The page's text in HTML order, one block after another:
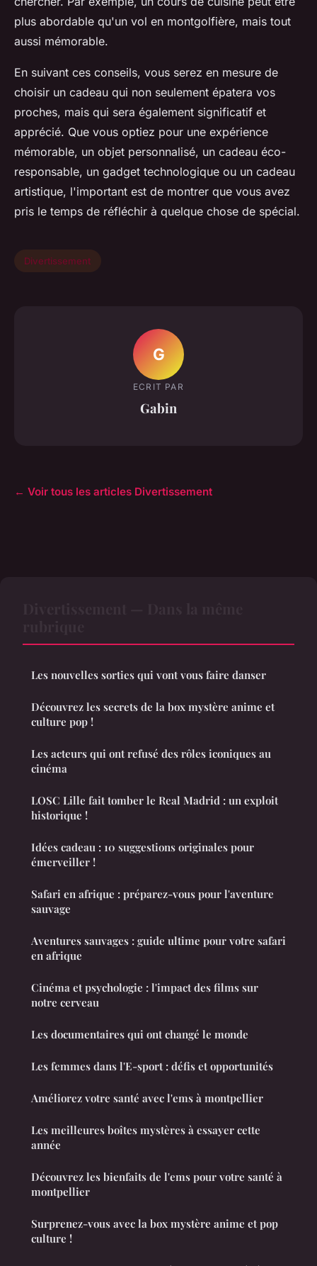
plus abordable qu'un vol en montgolfière, mais tout
aussi mémorable.
En suivant ces conseils, vous serez en mesure de
choisir un cadeau qui non seulement épatera vos
proches, mais qui sera également significatif et
apprécié. Que vous optiez pour une expérience
mémorable, un objet personnalisé, un cadeau éco-
responsable, un gadget technologique ou un cadeau
artistique, l'important est de montrer que vous avez
pris le temps de réfléchir à quelque chose de spécial.
Divertissement
G
ECRIT PAR
Gabin
← Voir tous les articles Divertissement
Les nouvelles sorties qui vont vous faire danser
Découvrez les secrets de la box mystère anime et
culture pop !
Les acteurs qui ont refusé des rôles iconiques au
cinéma
LOSC Lille fait tomber le Real Madrid : un exploit
historique !
Idées cadeau : 10 suggestions originales pour
émerveiller !
Safari en afrique : préparez-vous pour l'aventure
sauvage
Aventures sauvages : guide ultime pour votre safari
en afrique
Cinéma et psychologie : l'impact des films sur
notre cerveau
Les documentaires qui ont changé le monde
Les femmes dans l'E-sport : défis et opportunités
Améliorez votre santé avec l'ems à montpellier
Les meilleures boîtes mystères à essayer cette
année
Découvrez les bienfaits de l'ems pour votre santé à
montpellier
Surprenez-vous avec la box mystère anime et pop
culture !